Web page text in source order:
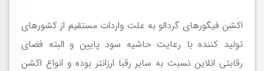
اکشن فیگورهای گردالو به علت واردات مستقیم از کشورهای
تولید کننده با رعایت حاشیه سود پایین و البته فضای
رقابتی انلاین نسبت به سایر رقبا ارزانتر بوده و انواع اکشن